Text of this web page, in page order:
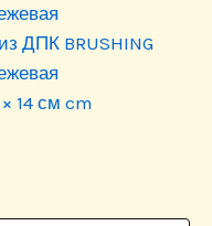
ДПК BRUSHING
14 см cm